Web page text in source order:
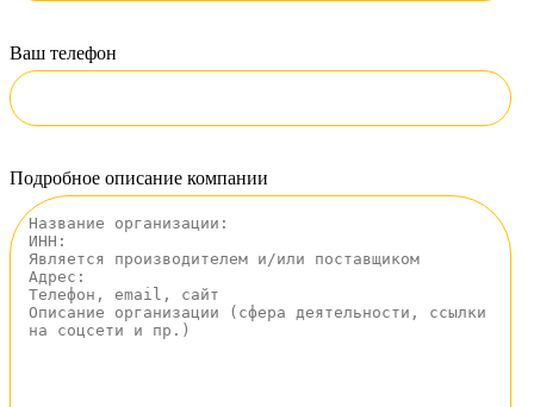
Ваш телефон
Подробное описание компании